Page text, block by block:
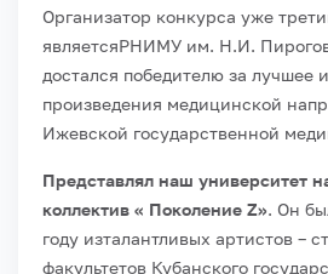
Организатор конкурса уже
являетсяРНИМУ им. Н.И.
достался победителю за лучшее
произведения медицинской
Ижевской государственной
Представлял наш университет
коллектив « Поколение Z». Он
году изталантливых артистов –
факультетов Кубанского